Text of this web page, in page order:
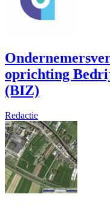
oprichting
(BIZ)
Redactie